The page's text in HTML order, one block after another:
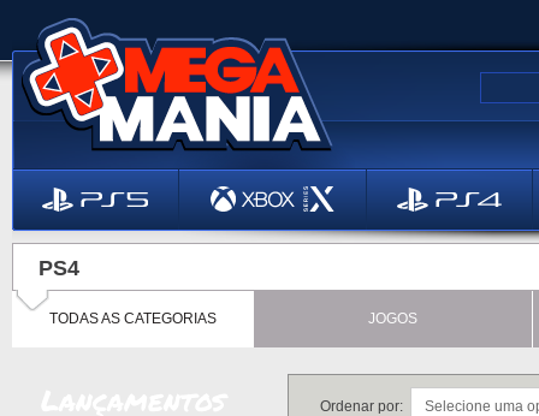
PS4
TODAS AS CATEGORIAS JOGOS
Ordenar por: